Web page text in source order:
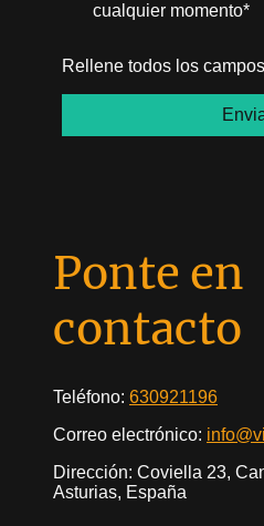
cualquier momento*
Rellene todos los
Ponte en
contacto
Teléfono: 630921196
Correo electrónico:
Dirección: Coviella 23,
Asturias, España